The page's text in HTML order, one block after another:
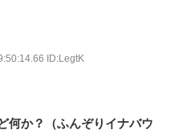
ID:LegtK
何か？（ふんぞりイナバウ